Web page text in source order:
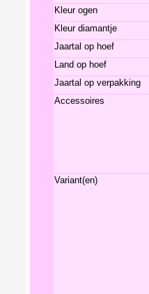
Kleur ogen
Kleur diamantje
Jaartal op hoef
Land op hoef
Jaartal op verpakking
Accessoires
Variant(en)